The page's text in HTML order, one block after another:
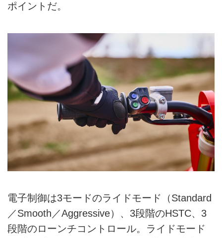
ポイントだ。
電子制御は3モードのライドモード（Standard
／Smooth／Aggressive）、3段階のHSTC、3
段階のローンチコントロール。ライドモード